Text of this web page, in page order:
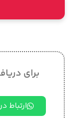
برای
ارتباط